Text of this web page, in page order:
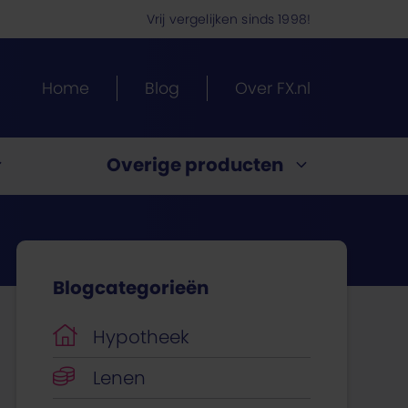
Vrij vergelijken sinds 1998!
Home Blog Over FX.nl
Overige producten
Blogcategorieën
Hypotheek
Lenen